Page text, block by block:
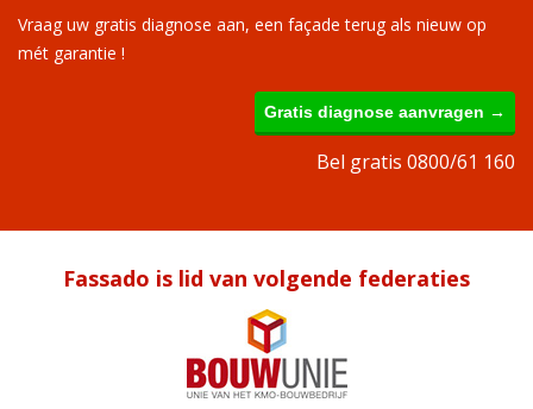
Vraag uw gratis diagnose aan, een façade terug als nieuw op
mét garantie !
Gratis diagnose aanvragen →
Bel gratis 0800/61 160
Fassado is lid van volgende federaties